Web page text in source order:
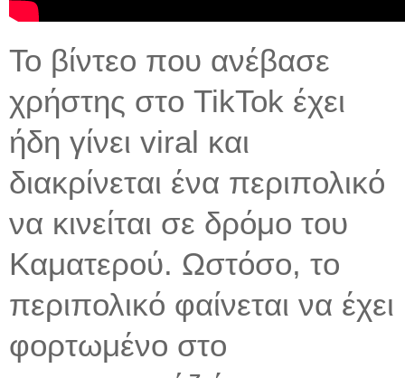
Το βίντεο που ανέβασε
χρήστης στο TikTok έχει
ήδη γίνει viral και
διακρίνεται ένα περιπολικό
να κινείται σε δρόμο του
Καματερού. Ωστόσο, το
περιπολικό φαίνεται να έχει
φορτωμένο στο